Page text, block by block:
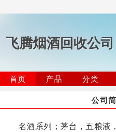
飞腾烟酒回收公司
首页 产品 分类
公司
名酒系列；茅台，五粮液